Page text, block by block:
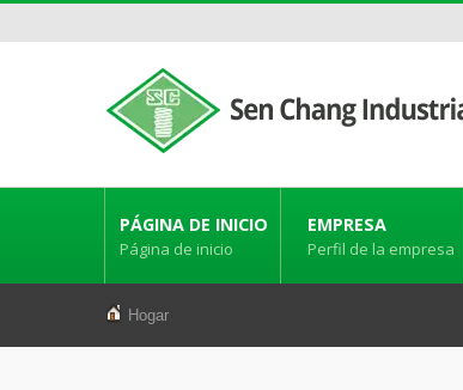
PÁGINA DE INICIO
Página de inicio
EMPRESA
Perfil de la empresa
Hogar